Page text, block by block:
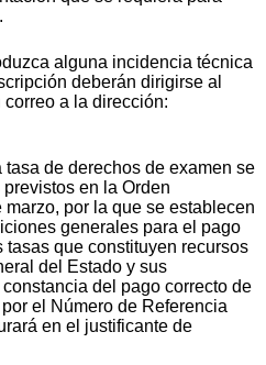
alguna incidencia técnica
deberán dirigirse al
a la dirección:
de derechos de examen se
en la Orden
por la que se establecen
generales para el pago
tasas que constituyen recursos
del Estado y sus
del pago correcto de
el Número de Referencia
en el justificante de